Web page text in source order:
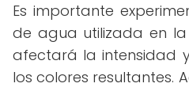
Es importante
de agua utilizada en
afectará la intensidad
los colores resultantes.